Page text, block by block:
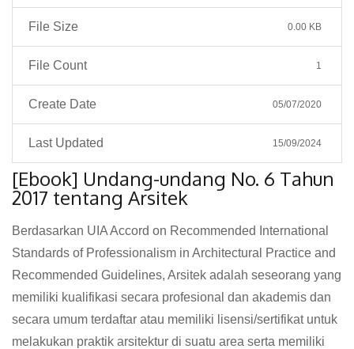
File Size 0.00 KB
File Count 1
Create Date 05/07/2020
Last Updated 15/09/2024
[Ebook] Undang-undang No. 6 Tahun
2017 tentang Arsitek
Berdasarkan UIA Accord on Recommended International
Standards of Professionalism in Architectural Practice and
Recommended Guidelines, Arsitek adalah seseorang yang
memiliki kualifikasi secara profesional dan akademis dan
secara umum terdaftar atau memiliki lisensi/sertifikat untuk
melakukan praktik arsitektur di suatu area serta memiliki